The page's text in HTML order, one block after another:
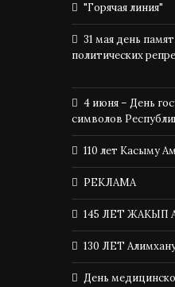
"Горячая линия"
31 мая день
политических
4 июня – День
символов
110 лет Касыму
РЕКЛАМА
145 ЛЕТ ЖАКЫП
130 ЛЕТ
День